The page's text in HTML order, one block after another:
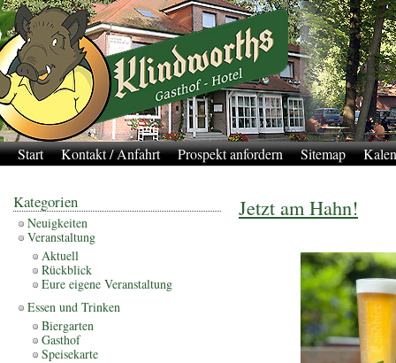
Start Kontakt / Anfahrt Prospekt anfordern Sitemap
Jetzt am Hahn!
Kategorien
Neuigkeiten
Veranstaltung
Aktuell
Rückblick
Eure eigene Veranstaltung
Essen und Trinken
Biergarten
Gasthof
Speisekarte